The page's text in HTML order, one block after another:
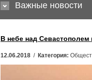
Важные новости
В небе над
12.06.2018 / Категория: